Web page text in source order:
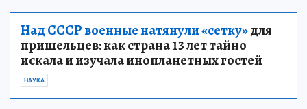
Над СССР военные натянули «сетку»для
пришельцев: как страна 13 лет тайно
искала и изучала инопланетных гостей
НАУКА